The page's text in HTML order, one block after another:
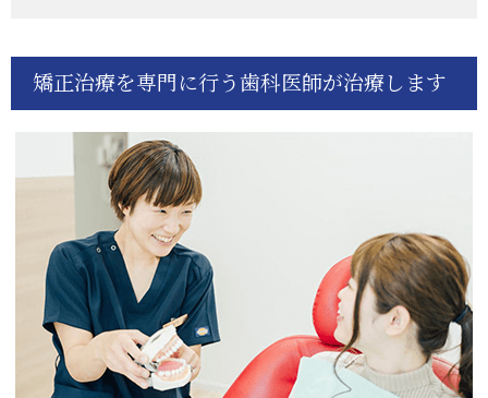
矯正治療を専門に行う歯科医師が治療します